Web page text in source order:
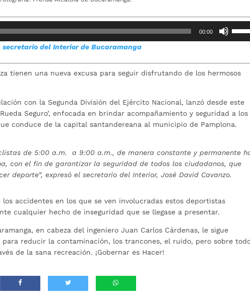
00:00
flecha
o
secretario del Interior de Bucaramanga
tienen una nueva excusa para seguir disfrutando de los hermosos
con la Segunda División del Ejército Nacional, lanzó desde este
Seguro’, enfocada en brindar acompañamiento y seguridad a los
conduce de la capital santandereana al municipio de Pamplona.
de 5:00 a.m. a 9:00 a.m., de manera constante y permanente
con el fin de garantizar la seguridad de todos los ciudadanos, que
deporte”, expresó el secretario del Interior, José David Cavanzo.
accidentes en los que se ven involucradas estos deportistas
cualquier hecho de inseguridad que se llegase a presentar.
en cabeza del ingeniero Juan Carlos Cárdenas, le sigue
reducir la contaminación, los trancones, el ruido, pero sobre
de la sana recreación. ¡Gobernar es Hacer!